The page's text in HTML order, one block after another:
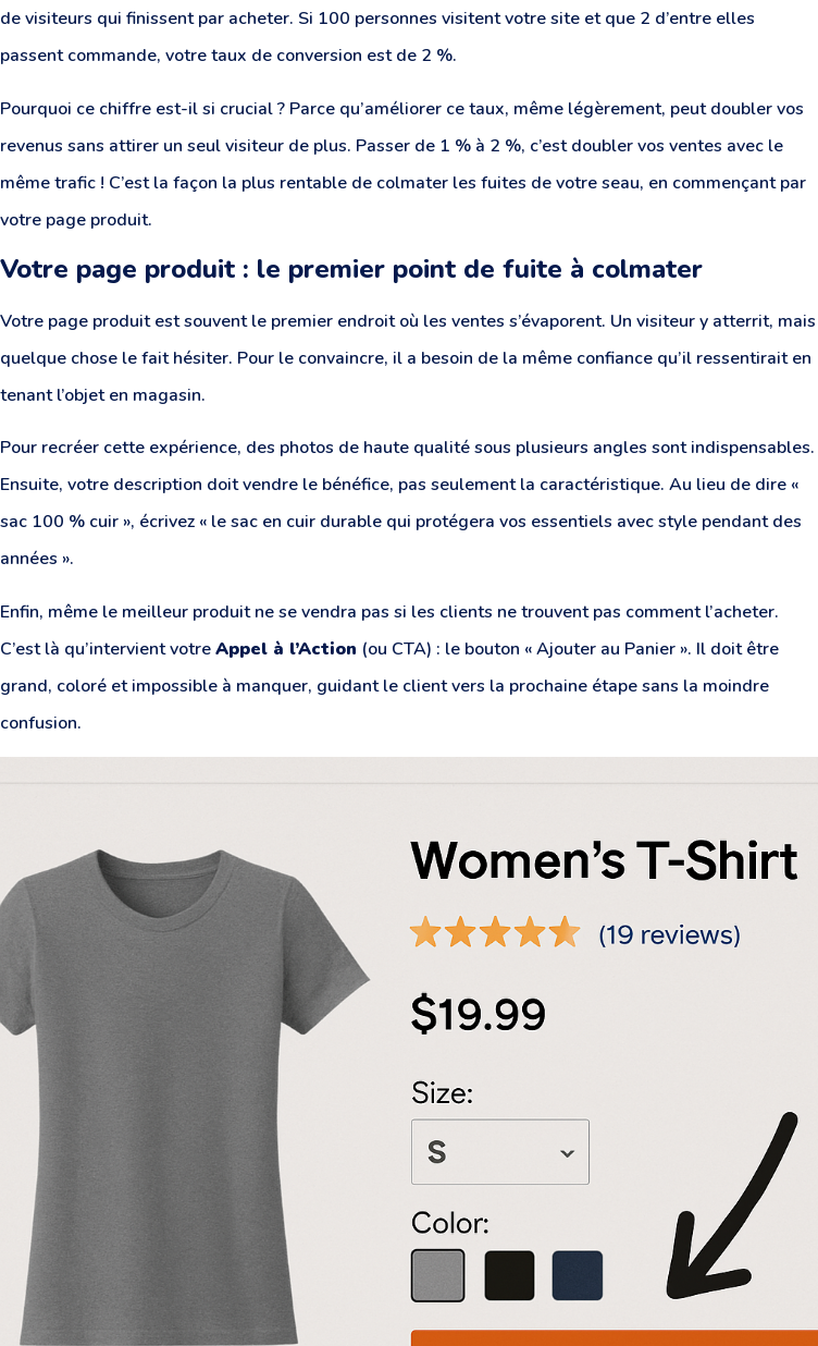
de visiteurs qui finissent par acheter. Si 100 personnes visitent votre site et que 2 d’entre elles
passent commande, votre taux de conversion est de 2 %.
Pourquoi ce chiffre est-il si crucial ? Parce qu’améliorer ce taux, même légèrement, peut doubler vos
revenus sans attirer un seul visiteur de plus. Passer de 1 % à 2 %, c’est doubler vos ventes avec le
même trafic ! C’est la façon la plus rentable de colmater les fuites de votre seau, en commençant par
votre page produit.
Votre page produit : le premier point de fuite à colmater
Votre page produit est souvent le premier endroit où les ventes s’évaporent. Un visiteur y atterrit, mais
quelque chose le fait hésiter. Pour le convaincre, il a besoin de la même confiance qu’il ressentirait en
tenant l’objet en magasin.
Pour recréer cette expérience, des photos de haute qualité sous plusieurs angles sont indispensables.
Ensuite, votre description doit vendre le bénéfice, pas seulement la caractéristique. Au lieu de dire «
sac 100 % cuir », écrivez « le sac en cuir durable qui protégera vos essentiels avec style pendant des
années ».
Enfin, même le meilleur produit ne se vendra pas si les clients ne trouvent pas comment l’acheter.
C’est là qu’intervient votreAppel à l’Action (ou CTA) : le bouton « Ajouter au Panier ». Il doit être
grand, coloré et impossible à manquer, guidant le client vers la prochaine étape sans la moindre
confusion.